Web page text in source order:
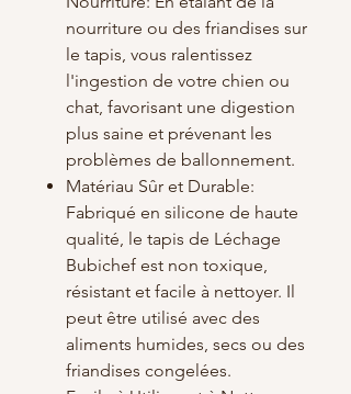
nourriture ou des friandises sur
le tapis, vous ralentissez
l'ingestion de votre chien ou
chat, favorisant une digestion
plus saine et prévenant les
problèmes de ballonnement.
Matériau Sûr et Durable:
Fabriqué en silicone de haute
qualité, le tapis de Léchage
Bubichef est non toxique,
résistant et facile à nettoyer. Il
peut être utilisé avec des
aliments humides, secs ou des
friandises congelées.